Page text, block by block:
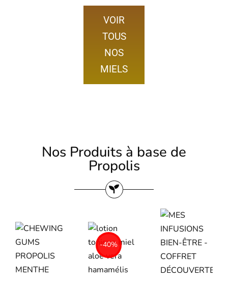
VOIR
TOUS
NOS
MIELS
Nos Produits à base de
Propolis
CHEWING-
GUMS
PROPOLIS
MENTHE
-40%
LOTION
TONIQUE
MIEL
ALOE
VERA
HAMAMÉLIS
MES
INFUSIONS
BIEN-
ÊTRE –
COFFRET